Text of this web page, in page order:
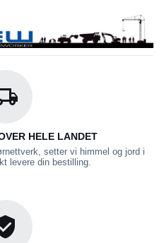
HELE LANDET
setter vi himmel og jord i
levere din bestilling.